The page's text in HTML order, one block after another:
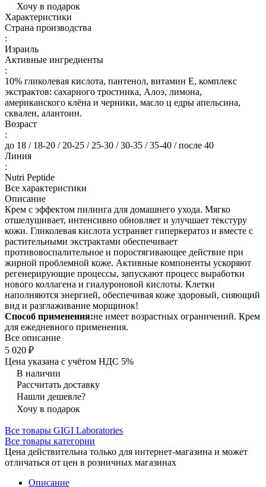
Хочу в подарок
Характеристики
Страна производства
:
Израиль
Активные ингредиенты
:
10% гликолевая кислота, пантенол, витамин Е, комплекс
экстрактов: сахарного тростника, Алоэ, лимона,
американского клёна и черники, масло ц едры апельсина,
сквален, алантоин.
Возраст
:
до 18 / 18-20 / 20-25 / 25-30 / 30-35 / 35-40 / после 40
Линия
:
Nutri Peptide
Все характеристики
Описание
Крем с эффектом пилинга для домашнего ухода. Мягко
отшелушивает, интенсивно обновляет и улучшает текстуру
кожи. Гликолевая кислота устраняет гиперкератоз и вместе с
растительными экстрактами обеспечивает
противовоспалительное и поростягивающее действие при
жирной проблемной коже. Активные компоненты ускоряют
регенерирующие процессы, запускают процесс выработки
нового коллагена и гиалуроновой кислоты. Клетки
наполняются энергией, обеспечивая коже здоровый, сияющий
вид и разглаживание морщинок!
Способ применения:не имеет возрастных ограничений. Крем
для ежедневного применения.
Все описание
5 020 ₽
Цена указана с учётом НДС 5%
В наличии
Рассчитать доставку
Нашли дешевле?
Хочу в подарок
Все товары GIGI Laboratories
Все товары категории
Цена действительна только для интернет-магазина и может
отличаться от цен в розничных магазинах
Описание